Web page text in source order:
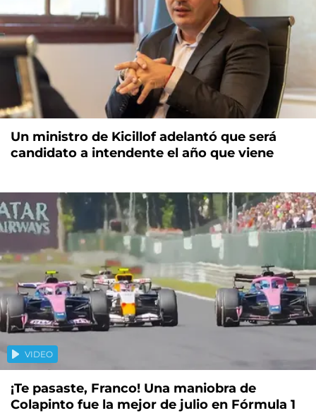
Un ministro de Kicillof adelantó que será
candidato a intendente el año que viene
VIDEO
¡Te pasaste, Franco! Una maniobra de
Colapinto fue la mejor de julio en Fórmula 1